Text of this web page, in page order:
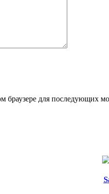
браузере для последующих